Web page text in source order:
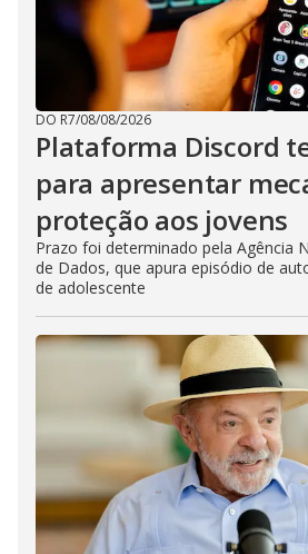
DO R7/08/08/2026
Plataforma Discord
para apresentar
proteção aos jovens
Prazo foi determinado pela Agência
de Dados, que apura episódio de
de adolescente